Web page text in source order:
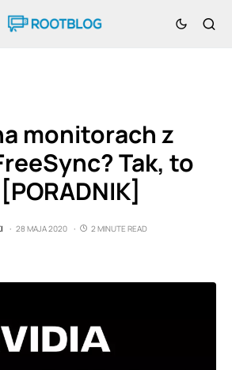
monitorach z
Tak, to
28 MAJA 2020
2 MINUTE READ